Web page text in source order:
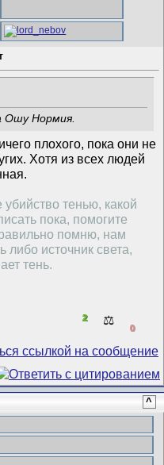
Ошу Нормия.
плохого, пока они не
Хотя из всех людей
тенью, какой
пока, помогите
помню, нам
либо источник света,
тень.
2 ⚖️
0
^